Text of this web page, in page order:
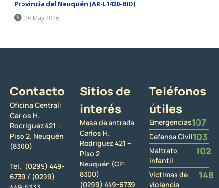
Provincia del Neuquén (AR-L1420-BID)
26 May 2026
Contacto
Oficina Central:
Carlos H.
Rodriguez 421 –
Piso 2. Neuquén
(8300)
Tel.: (0299) 449-
6739 / (0299)
Sitios de
interés
Mesa de entrada
Carlos H.
Rodriguez 421 –
Piso 2
Neuquén (CP:
8300)
(0299) 449-6739
Teléfonos
útiles
Emergencias107
Defensa Civil103
Maltrato
infantil
102
Víctimas de
violencia
148